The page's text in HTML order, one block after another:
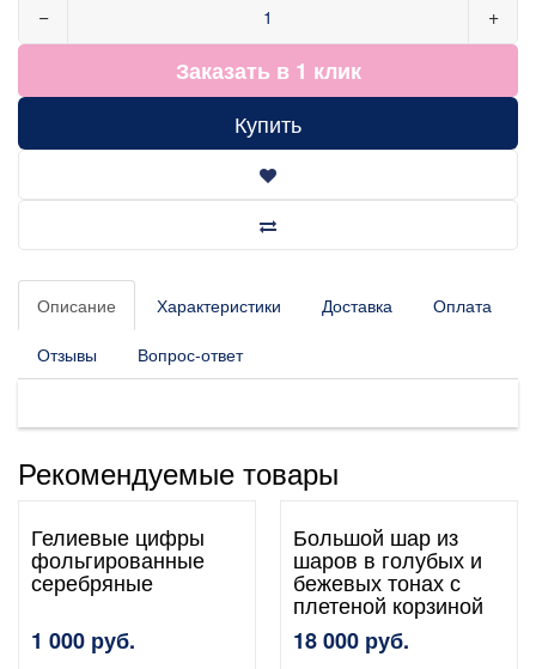
− +
Заказать в 1 клик
Купить
Описание Характеристики Доставка Оплата
Отзывы Вопрос-ответ
Рекомендуемые товары
Гелиевые цифры
фольгированные
серебряные
1 000 руб.
Большой шар из
шаров в голубых и
бежевых тонах с
плетеной корзиной
18 000 руб.